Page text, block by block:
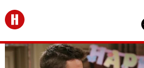
Перейти на главную